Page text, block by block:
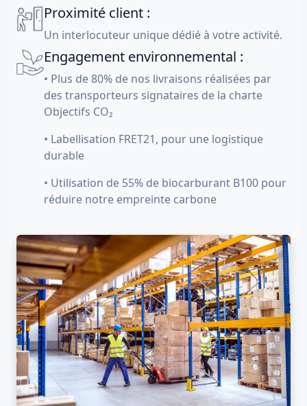
Proximité client :
Un interlocuteur unique dédié à votre activité.
Engagement environnemental :
• Plus de 80% de nos livraisons réalisées par
des transporteurs signataires de la charte
Objectifs CO₂
• Labellisation FRET21, pour une logistique
durable
• Utilisation de 55% de biocarburant B100 pour
réduire notre empreinte carbone